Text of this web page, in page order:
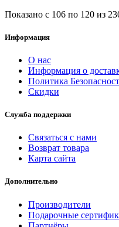
Показано с 106 по 120 из
Информация
О нас
Информация о
Политика
Скидки
Служба поддержки
Связаться с нами
Возврат товара
Карта сайта
Дополнительно
Производители
Подарочные